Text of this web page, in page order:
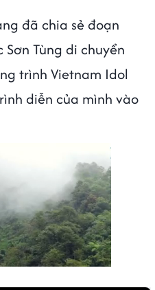
đã chia sẻ đoạn
Tùng di chuyển
trình Vietnam Idol
diễn của mình vào
Cancel